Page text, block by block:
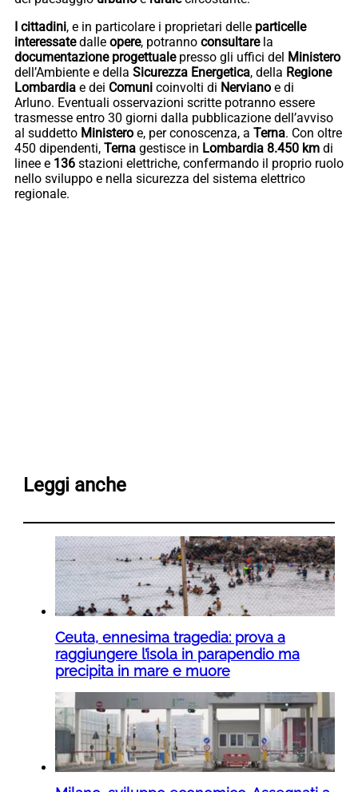
I cittadini, e in particolare i proprietari delle particelle
interessatedalle opere, potranno consultare la
documentazione progettuale presso gli uffici del Ministero
dell’Ambiente e della Sicurezza Energetica, della Regione
Lombardia e dei Comuni coinvolti di Nerviano e di
Arluno. Eventuali osservazioni scritte potranno essere
trasmesse entro 30 giorni dalla pubblicazione dell’avviso
al suddetto Ministero e, per conoscenza, a Terna. Con oltre
450 dipendenti, Terna gestisce in Lombardia 8.450 km di
linee e 136 stazioni elettriche, confermando il proprio ruolo
nello sviluppo e nella sicurezza del sistema elettrico
regionale.
Leggi anche
Ceuta, ennesima tragedia: prova a
raggiungere l’isola in parapendio ma
precipita in mare e muore